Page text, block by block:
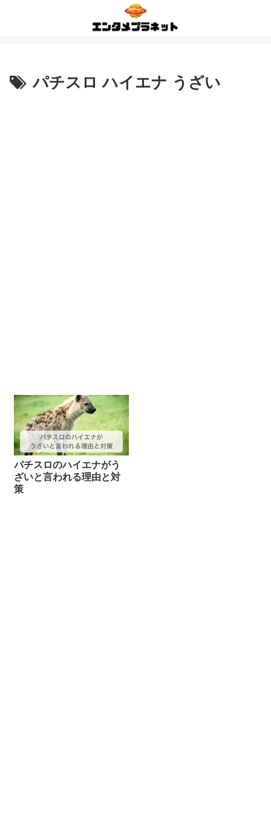
パチスロ ハイエナ うざい
パチスロのハイエナがう
ざいと言われる理由と対
策